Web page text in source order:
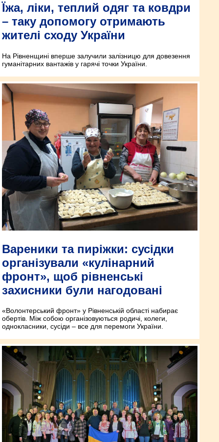
Їжа, ліки, теплий одяг та ковдри
– таку допомогу отримають
жителі сходу України
На Рівненщині вперше залучили залізницю для довезення
гуманітарних вантажів у гарячі точки України.
Вареники та пиріжки: сусідки
організували «кулінарний
фронт», щоб рівненські
захисники були нагодовані
«Волонтерський фронт» у Рівненській області набирає
обертів. Між собою організовуються родичі, колеги,
однокласники, сусіди – все для перемоги України.